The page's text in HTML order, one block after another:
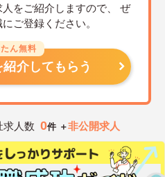
をご紹介しますので、
ぜ
ご登録ください。
ん無料
介してもらう
求人数 0件 ＋非公開求人